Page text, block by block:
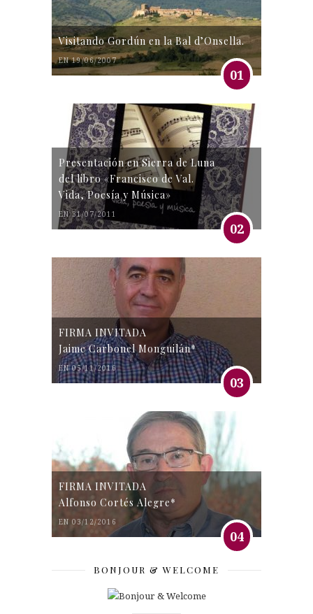
Visitando Gordún en la Bal d’Onsella.
EN 19/06/2007
01
Presentación en Sierra de Luna
del libro «Francisco de Val.
Vida, Poesía y Música»
EN 31/07/2011
02
FIRMA INVITADA
Jaime Carbonel Monguilán*
EN 05/11/2016
03
FIRMA INVITADA
Alfonso Cortés Alegre*
EN 03/12/2016
04
BONJOUR & WELCOME